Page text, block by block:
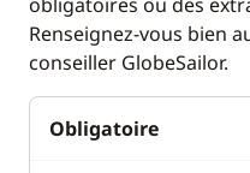
Renseignez-vous bien
conseiller GlobeSailor.
Obligatoire